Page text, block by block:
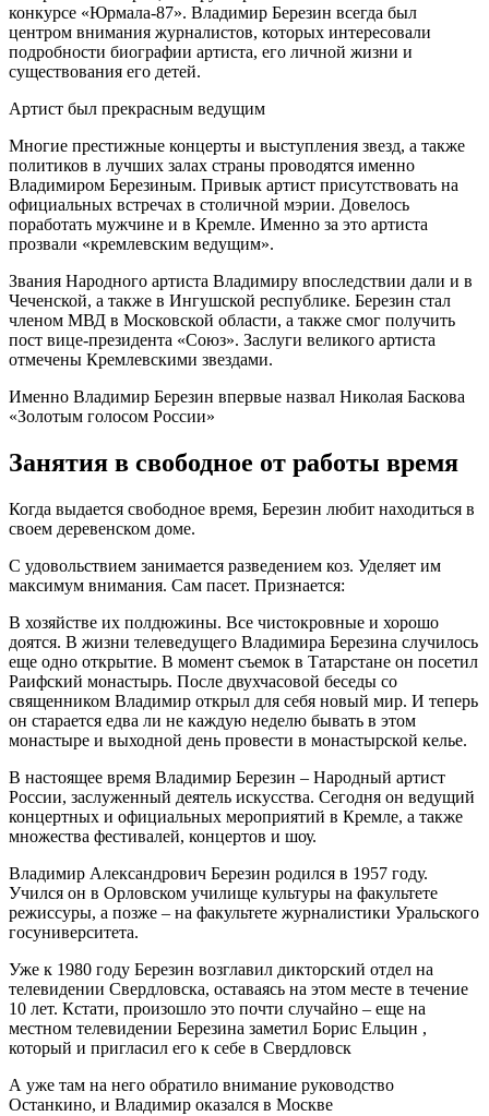
конкурсе «Юрмала-87». Владимир Березин всегда был
центром внимания журналистов, которых интересовали
подробности биографии артиста, его личной жизни и
существования его детей.
Артист был прекрасным ведущим
Многие престижные концерты и выступления звезд, а также
политиков в лучших залах страны проводятся именно
Владимиром Березиным. Привык артист присутствовать на
официальных встречах в столичной мэрии. Довелось
поработать мужчине и в Кремле. Именно за это артиста
прозвали «кремлевским ведущим».
Звания Народного артиста Владимиру впоследствии дали и в
Чеченской, а также в Ингушской республике. Березин стал
членом МВД в Московской области, а также смог получить
пост вице-президента «Союз». Заслуги великого артиста
отмечены Кремлевскими звездами.
Именно Владимир Березин впервые назвал Николая Баскова
«Золотым голосом России»
Занятия в свободное от работы время
Когда выдается свободное время, Березин любит находиться в
своем деревенском доме.
С удовольствием занимается разведением коз. Уделяет им
максимум внимания. Сам пасет. Признается:
В хозяйстве их полдюжины. Все чистокровные и хорошо
доятся. В жизни телеведущего Владимира Березина случилось
еще одно открытие. В момент съемок в Татарстане он посетил
Раифский монастырь. После двухчасовой беседы со
священником Владимир открыл для себя новый мир. И теперь
он старается едва ли не каждую неделю бывать в этом
монастыре и выходной день провести в монастырской келье.
В настоящее время Владимир Березин – Народный артист
России, заслуженный деятель искусства. Сегодня он ведущий
концертных и официальных мероприятий в Кремле, а также
множества фестивалей, концертов и шоу.
Владимир Александрович Березин родился в 1957 году.
Учился он в Орловском училище культуры на факультете
режиссуры, а позже – на факультете журналистики Уральского
госуниверситета.
Уже к 1980 году Березин возглавил дикторский отдел на
телевидении Свердловска, оставаясь на этом месте в течение
10 лет. Кстати, произошло это почти случайно – еще на
местном телевидении Березина заметил Борис Ельцин ,
который и пригласил его к себе в Свердловск
А уже там на него обратило внимание руководство
Останкино, и Владимир оказался в Москве